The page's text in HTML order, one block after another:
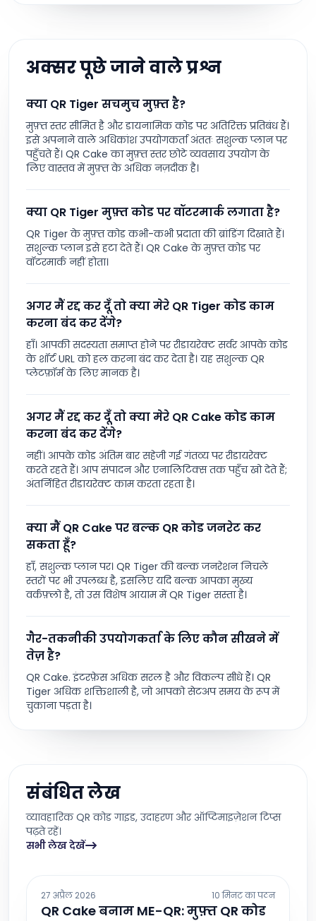
अक्सर पूछे जाने वाले प्रश्न
क्या QR Tiger सचमुच मुफ़्त है?
मुफ़्त स्तर सीमित है और डायनामिक कोड पर अतिरिक्त प्रतिबंध हैं।
इसे अपनाने वाले अधिकांश उपयोगकर्ता अंततः सशुल्क प्लान पर
पहुँचते हैं। QR Cake का मुफ़्त स्तर छोटे व्यवसाय उपयोग के
लिए वास्तव में मुफ़्त के अधिक नज़दीक है।
क्या QR Tiger मुफ़्त कोड पर वॉटरमार्क लगाता है?
QR Tiger के मुफ़्त कोड कभी-कभी प्रदाता की ब्रांडिंग दिखाते हैं।
सशुल्क प्लान इसे हटा देते हैं। QR Cake के मुफ़्त कोड पर
वॉटरमार्क नहीं होता।
अगर मैं रद्द कर दूँ तो क्या मेरे QR Tiger कोड काम
करना बंद कर देंगे?
हाँ। आपकी सदस्यता समाप्त होने पर रीडायरेक्ट सर्वर आपके कोड
के शॉर्ट URL को हल करना बंद कर देता है। यह सशुल्क QR
प्लेटफ़ॉर्म के लिए मानक है।
अगर मैं रद्द कर दूँ तो क्या मेरे QR Cake कोड काम
करना बंद कर देंगे?
नहीं। आपके कोड अंतिम बार सहेजी गई गंतव्य पर रीडायरेक्ट
करते रहते हैं। आप संपादन और एनालिटिक्स तक पहुँच खो देते हैं;
अंतर्निहित रीडायरेक्ट काम करता रहता है।
क्या मैं QR Cake पर बल्क QR कोड जनरेट कर
सकता हूँ?
हाँ, सशुल्क प्लान पर। QR Tiger की बल्क जनरेशन निचले
स्तरों पर भी उपलब्ध है, इसलिए यदि बल्क आपका मुख्य
वर्कफ़्लो है, तो उस विशेष आयाम में QR Tiger सस्ता है।
गैर-तकनीकी उपयोगकर्ता के लिए कौन सीखने में
तेज़ है?
QR Cake. इंटरफ़ेस अधिक सरल है और विकल्प सीधे हैं। QR
Tiger अधिक शक्तिशाली है, जो आपको सेटअप समय के रूप में
चुकाना पड़ता है।
संबंधित लेख
व्यावहारिक QR कोड गाइड, उदाहरण और ऑप्टिमाइज़ेशन टिप्स
पढ़ते रहें।
सभी लेख देखें
27 अप्रैल 2026 10 मिनट का पठन
QR Cake बनाम ME-QR: मुफ़्त QR कोड